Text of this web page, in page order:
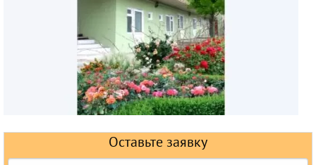
Раннее бронирование
Железнодорожные туры
Оставьте заявку